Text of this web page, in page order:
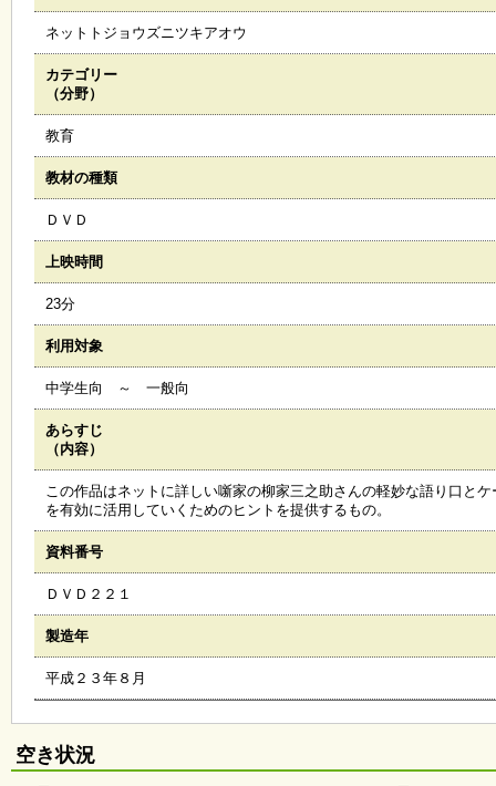
ト
設
約
い
木
覧
・
ャ
リ
オ
ン
ネットトジョウズニツキアオウ
カテゴリー
（分野）
教育
教材の種類
ＤＶＤ
上映時間
23分
利用対象
中学生向 ～ 一般向
あらすじ
（内容）
この作品はネットに詳しい噺家の柳家三之助さんの軽妙な語り口と
を有効に活用していくためのヒントを提供するもの。
資料番号
ＤＶＤ２２１
製造年
平成２３年８月
空き状況